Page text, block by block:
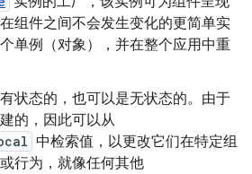
组件之间不会发生变化的更简单实
单例（对象），并在整个应用中重
状态的，也可以是无状态的。由于
的，因此可以从
中检索值，以更改它们在特定组
行为，就像任何其他